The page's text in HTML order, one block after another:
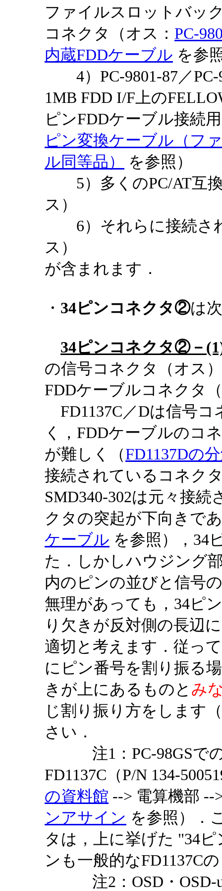
ファイルスロットバッ
コネクタ（オス： PC-
内蔵FDDケーブル を参
4）PC-9801-87／PC-
1MB FDD I/F上の
ピンFDDケーブル接続
ピン変換ケーブル（フ
ル同等品）
を参照）
5）多くのPC/AT互換
ス）
6）それらに接続さ
ス）
が含まれます．
・ 34ピンコネクタ②は
34ピンコネクタ②－
の信号コネクタ（オス
FDDケーブルコネクタ
FD1137C／Dは信号コ
く，FDDケーブルのコ
が難しく（FD1137Dの
接続されているコネク
SMD340-302は元々接
クタの突起が下向きで
ケーブル を参照），34
た．しかしハウジング
内のピンの並びと信号
無理があっても，34ピ
り欠きが反対側の長辺
適切と考えます．従っ
にピン番号を割り振る
きが上にあるものと み
じ割り振り方をします
さい．
注1：PC-98GSでの
FD1137C（P/N 134-
の資料館 --> 電算機部 --
ンアサイン を参照）．
タは，上に挙げた "34
ンも一般的なFD1137C
注2：OSD・OSD-u